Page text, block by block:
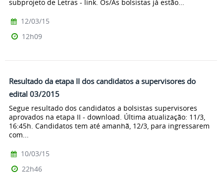
subprojeto de Letras - link. Os/As bolsistas já estão...
12/03/15
12h09
Resultado da etapa II dos candidatos a supervisores do
edital 03/2015
Segue resultado dos candidatos a bolsistas supervisores
aprovados na etapa II - download. Última atualização: 11/3,
16:45h. Candidatos tem até amanhã, 12/3, para ingressarem
com...
10/03/15
22h46